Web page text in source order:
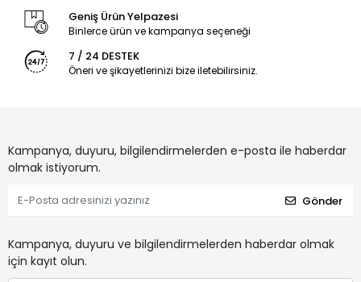
Geniş Ürün Yelpazesi
Binlerce ürün ve kampanya seçeneği
7 / 24 DESTEK
Öneri ve şikayetlerinizi bize iletebilirsiniz.
Kampanya, duyuru, bilgilendirmelerden e-posta ile haberdar
olmak istiyorum.
Gönder
Kampanya, duyuru ve bilgilendirmelerden haberdar olmak
için kayıt olun.